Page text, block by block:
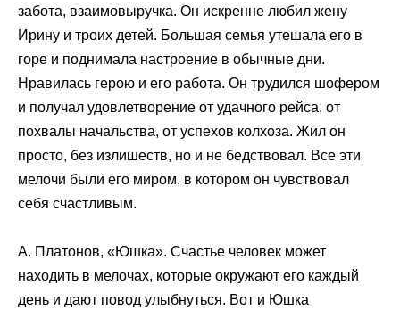
забота, взаимовыручка. Он искренне любил жену
Ирину и троих детей. Большая семья утешала его в
горе и поднимала настроение в обычные дни.
Нравилась герою и его работа. Он трудился шофером
и получал удовлетворение от удачного рейса, от
похвалы начальства, от успехов колхоза. Жил он
просто, без излишеств, но и не бедствовал. Все эти
мелочи были его миром, в котором он чувствовал
себя счастливым.
А. Платонов, «Юшка». Счастье человек может
находить в мелочах, которые окружают его каждый
день и дают повод улыбнуться. Вот и Юшка